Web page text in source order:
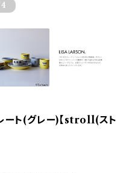
ート(グレー)【stroll(スト